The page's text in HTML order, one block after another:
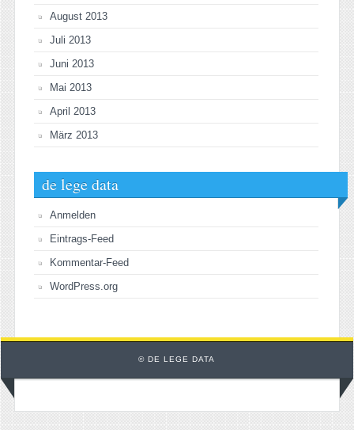
August 2013
Juli 2013
Juni 2013
Mai 2013
April 2013
März 2013
de lege data
Anmelden
Eintrags-Feed
Kommentar-Feed
WordPress.org
© DE LEGE DATA